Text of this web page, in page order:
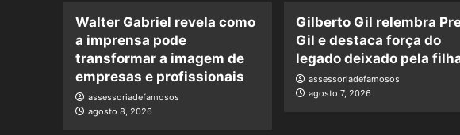
Walter Gabriel revela como
a imprensa pode
transformar a imagem de
empresas e profissionais
assessoriadefamosos
agosto 8, 2026
Gilberto Gil relembra
Gil e destaca força do
legado deixado pela
assessoriadefamosos
agosto 7, 2026